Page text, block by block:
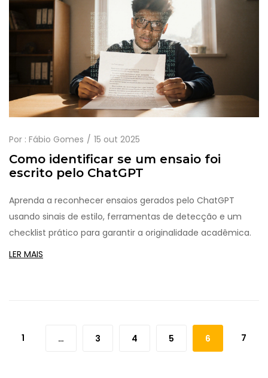
Por : Fábio Gomes 15 out 2025
Como identificar se um ensaio foi
escrito pelo ChatGPT
Aprenda a reconhecer ensaios gerados pelo ChatGPT
usando sinais de estilo, ferramentas de detecção e um
checklist prático para garantir a originalidade acadêmica.
LER MAIS
1 … 3 4 5 6 7